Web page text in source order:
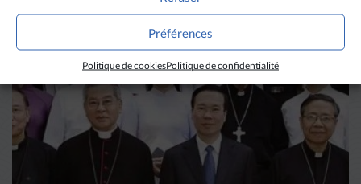
Préférences
Politique de cookiesPolitique de confidentialité